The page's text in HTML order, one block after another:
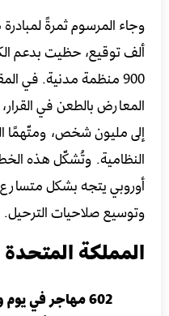
ألف توقيع، حظيت بدعم
900 منظمة مدنية. في
المعارض بالطعن في
إلى مليون شخص، ومتّهمًا
النظامية. وتُشكّل هذه
أوروبي يتجه بشكل
وتوسيع صلاحيات الترحيل.
المملكة المتحدة
602 مهاجر في